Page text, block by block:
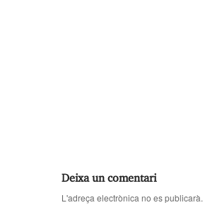
Deixa un comentari
L'adreça electrònica no es publicarà.